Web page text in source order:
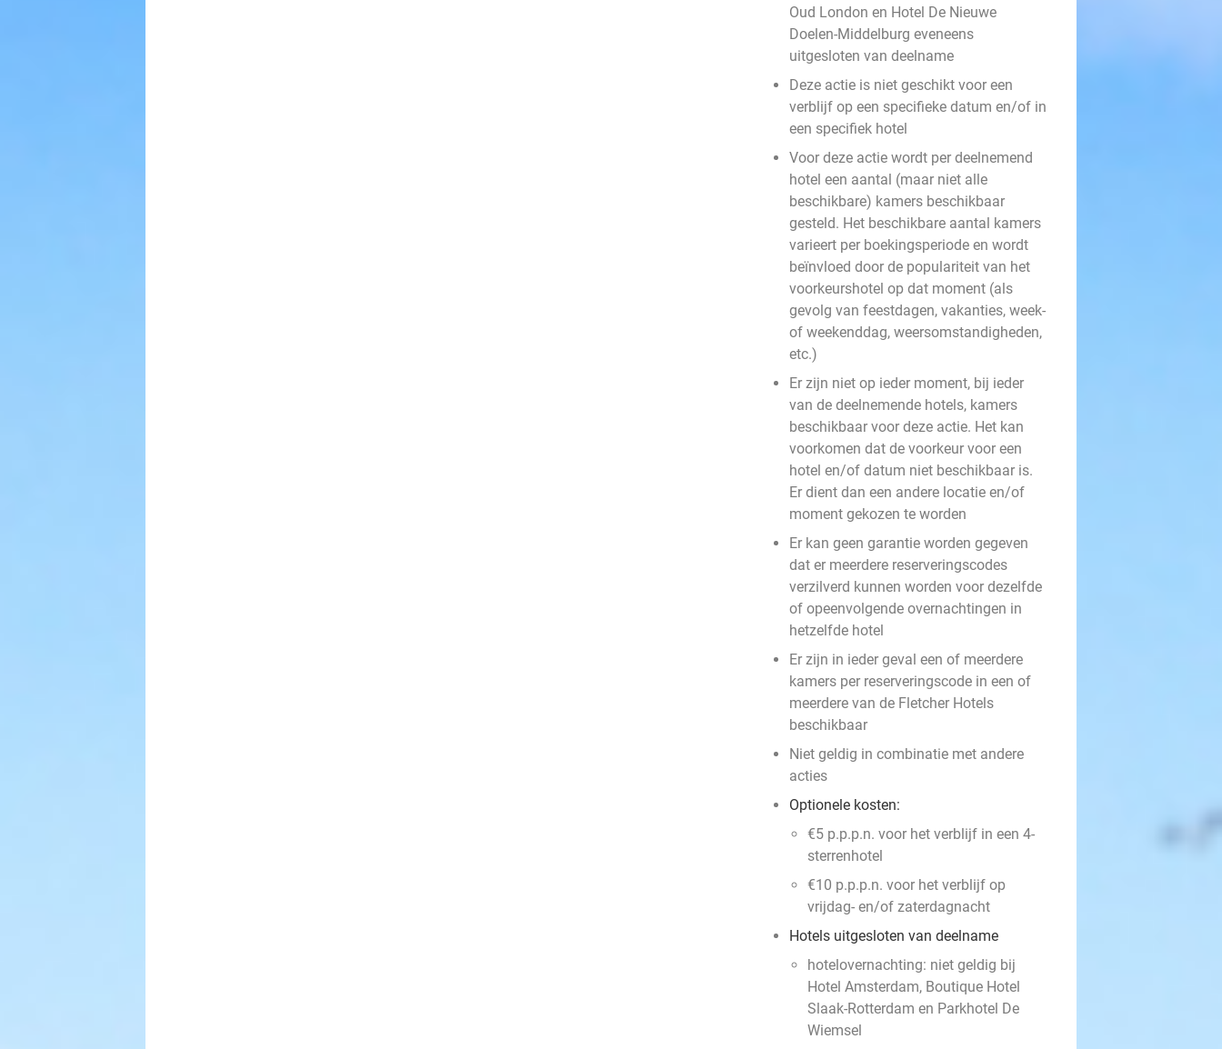
Oud London en Hotel De Nieuwe
Doelen-Middelburg eveneens
uitgesloten van deelname
Deze actie is niet geschikt voor een
verblijf op een specifieke datum en/of in
een specifiek hotel
Voor deze actie wordt per deelnemend
hotel een aantal (maar niet alle
beschikbare) kamers beschikbaar
gesteld. Het beschikbare aantal kamers
varieert per boekingsperiode en wordt
beïnvloed door de populariteit van het
voorkeurshotel op dat moment (als
gevolg van feestdagen, vakanties, week-
of weekenddag, weersomstandigheden,
etc.)
Er zijn niet op ieder moment, bij ieder
van de deelnemende hotels, kamers
beschikbaar voor deze actie. Het kan
voorkomen dat de voorkeur voor een
hotel en/of datum niet beschikbaar is.
Er dient dan een andere locatie en/of
moment gekozen te worden
Er kan geen garantie worden gegeven
dat er meerdere reserveringscodes
verzilverd kunnen worden voor dezelfde
of opeenvolgende overnachtingen in
hetzelfde hotel
Er zijn in ieder geval een of meerdere
kamers per reserveringscode in een of
meerdere van de Fletcher Hotels
beschikbaar
Niet geldig in combinatie met andere
acties
Optionele kosten:
€5 p.p.p.n. voor het verblijf in een 4-
sterrenhotel
€10 p.p.p.n. voor het verblijf op
vrijdag- en/of zaterdagnacht
Hotels uitgesloten van deelname
hotelovernachting: niet geldig bij
Hotel Amsterdam, Boutique Hotel
Slaak-Rotterdam en Parkhotel De
Wiemsel